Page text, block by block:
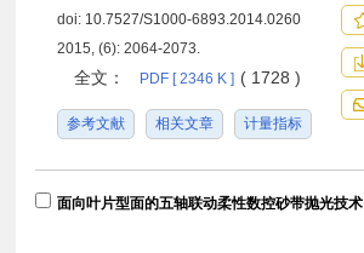
doi: 10.7527/S1000-6893.2014.0260
2015, (6): 2064-2073.
全文： PDF [ 2346 K ] ( 1728 )
参考文献 相关文章 计量指标
面向叶片型面的五轴联动柔性数控砂带抛光技术